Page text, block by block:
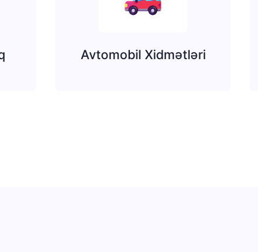
Avtomobil Xidmətləri